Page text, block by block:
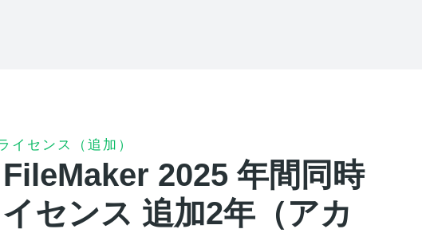
イセンス（追加）
2025 年間同時
センス 追加2年（アカ